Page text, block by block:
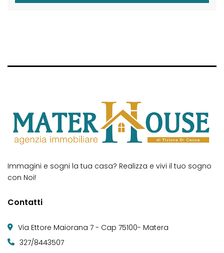
Immagini e sogni la tua casa? Realizza e vivi il tuo sogno
con Noi!
Contatti
Via Ettore Maiorana 7 - Cap 75100- Matera
327/8443507